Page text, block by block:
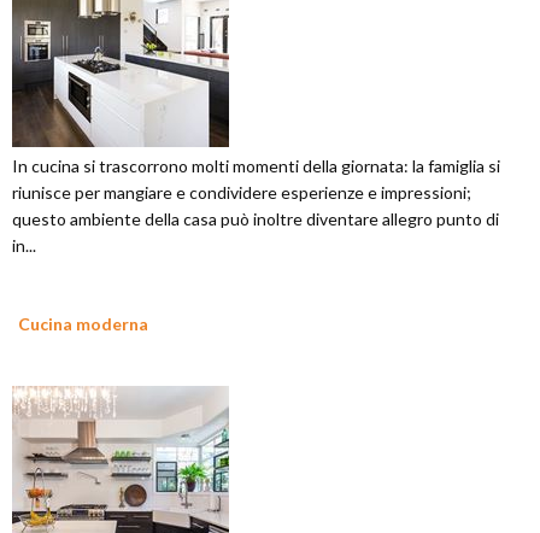
In cucina si trascorrono molti momenti della giornata: la famiglia si
riunisce per mangiare e condividere esperienze e impressioni;
questo ambiente della casa può inoltre diventare allegro punto di
in...
Cucina moderna